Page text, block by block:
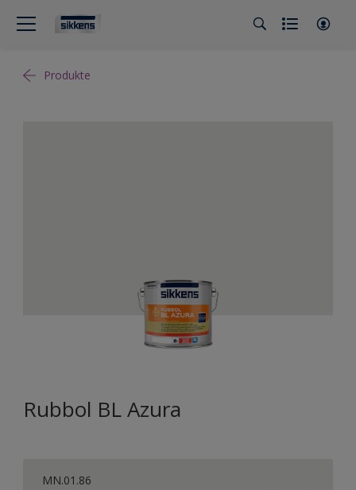
Produkte
Rubbol BL Azura
MN.01.86